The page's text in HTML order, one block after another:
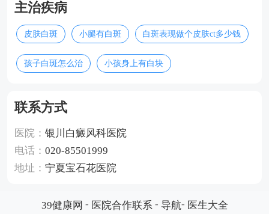
主治疾病
皮肤白斑 小腿有白斑 白斑表现做个皮肤ct多少钱
孩子白斑怎么治 小孩身上有白块
联系方式
医院： 银川白癜风科医院
电话： 020-85501999
地址： 宁夏宝石花医院
39健康网 - 医院合作联系 - 导航- 医生大全